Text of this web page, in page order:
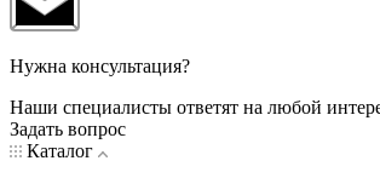
Нужна консультация?
Наши специалисты ответят на любой
Задать вопрос
Каталог